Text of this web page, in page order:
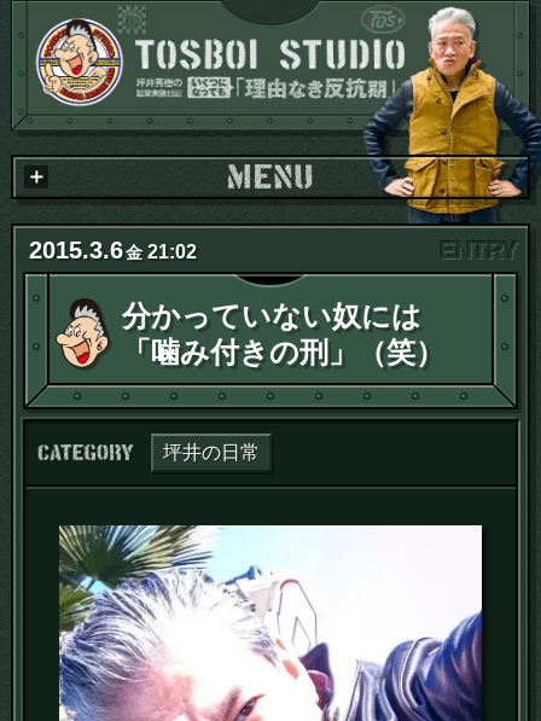
2015.3.6金21:02
分かっていない奴には
「噛み付きの刑」（笑）
カテゴリー：
坪井の日常